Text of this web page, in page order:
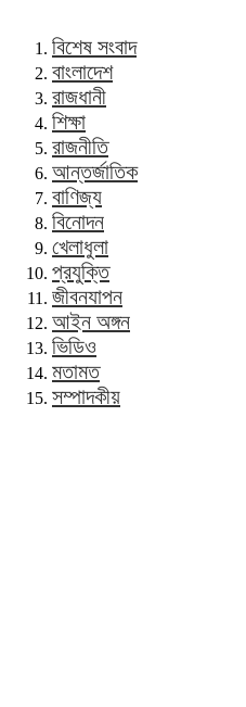
বিশেষ সংবাদ
বাংলাদেশ
রাজধানী
শিক্ষা
রাজনীতি
আন্তর্জাতিক
বাণিজ্য
বিনোদন
খেলাধুলা
প্রযুক্তি
জীবনযাপন
আইন অঙ্গন
ভিডিও
মতামত
সম্পাদকীয়